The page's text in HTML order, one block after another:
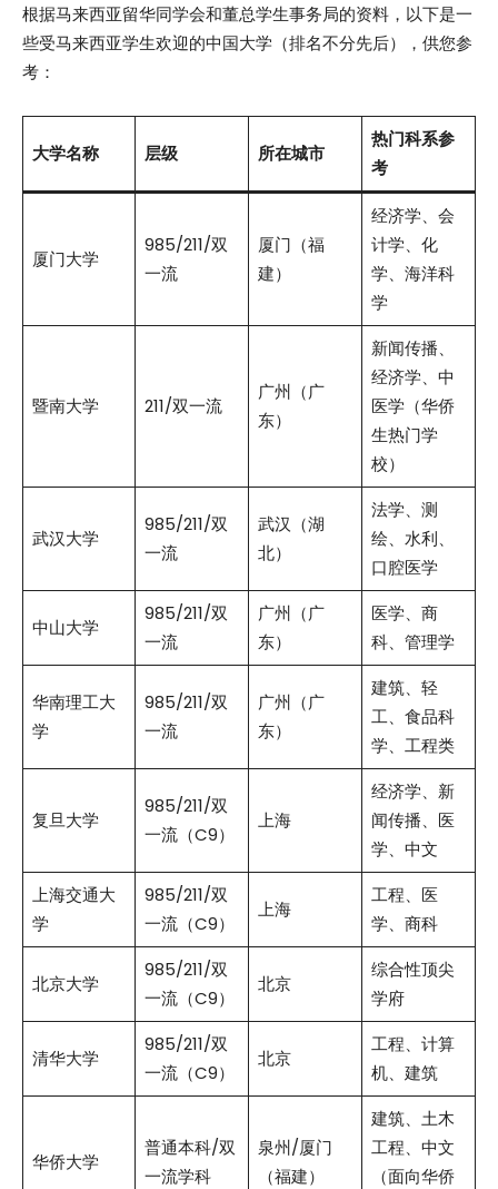
根据马来西亚留华同学会和董总学生事务局的资料，以下是一
些受马来西亚学生欢迎的中国大学（排名不分先后），供您参
考：
大学名称 层级 所在城市
热门科系参
考
厦门大学
985/211/双
一流
厦门（福
建）
经济学、会
计学、化
学、海洋科
学
暨南大学 211/双一流
广州（广
东）
新闻传播、
经济学、中
医学（华侨
生热门学
校）
武汉大学
985/211/双
一流
武汉（湖
北）
法学、测
绘、水利、
口腔医学
中山大学
985/211/双
一流
广州（广
东）
医学、商
科、管理学
华南理工大
学
985/211/双
一流
广州（广
东）
建筑、轻
工、食品科
学、工程类
复旦大学
985/211/双
一流（C9）
上海
经济学、新
闻传播、医
学、中文
上海交通大
学
985/211/双
一流（C9）
上海
工程、医
学、商科
北京大学
985/211/双
一流（C9）
北京
综合性顶尖
学府
清华大学
985/211/双
一流（C9）
北京
工程、计算
机、建筑
华侨大学
普通本科/双
一流学科
泉州/厦门
（福建）
建筑、土木
工程、中文
（面向华侨